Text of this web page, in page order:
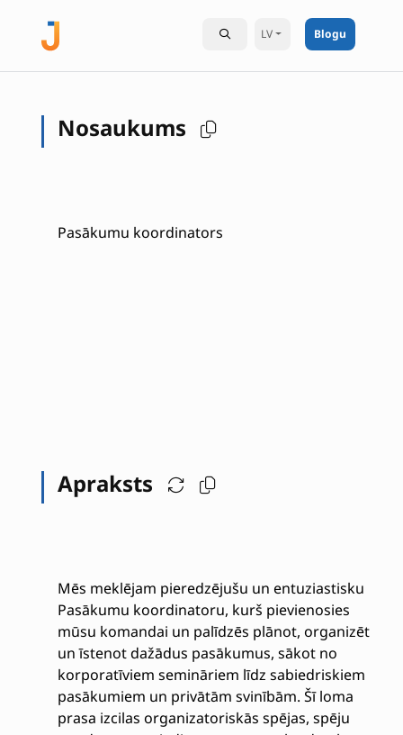
LV Blogu
Nosaukums
Pasākumu koordinators
Apraksts
Mēs meklējam pieredzējušu un entuziastisku
Pasākumu koordinatoru, kurš pievienosies
mūsu komandai un palīdzēs plānot, organizēt
un īstenot dažādus pasākumus, sākot no
korporatīviem semināriem līdz sabiedriskiem
pasākumiem un privātām svinībām. Šī loma
prasa izcilas organizatoriskās spējas, spēju